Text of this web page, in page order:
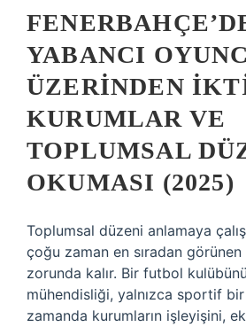
YABANCI
ÜZERINDEN
KURUMLAR VE
TOPLUMSAL
OKUMASI (2025)
Toplumsal düzeni anlamaya
çoğu zaman en sıradan
zorunda kalır. Bir futbol
mühendisliği, yalnızca sportif
zamanda kurumların işleyişini,